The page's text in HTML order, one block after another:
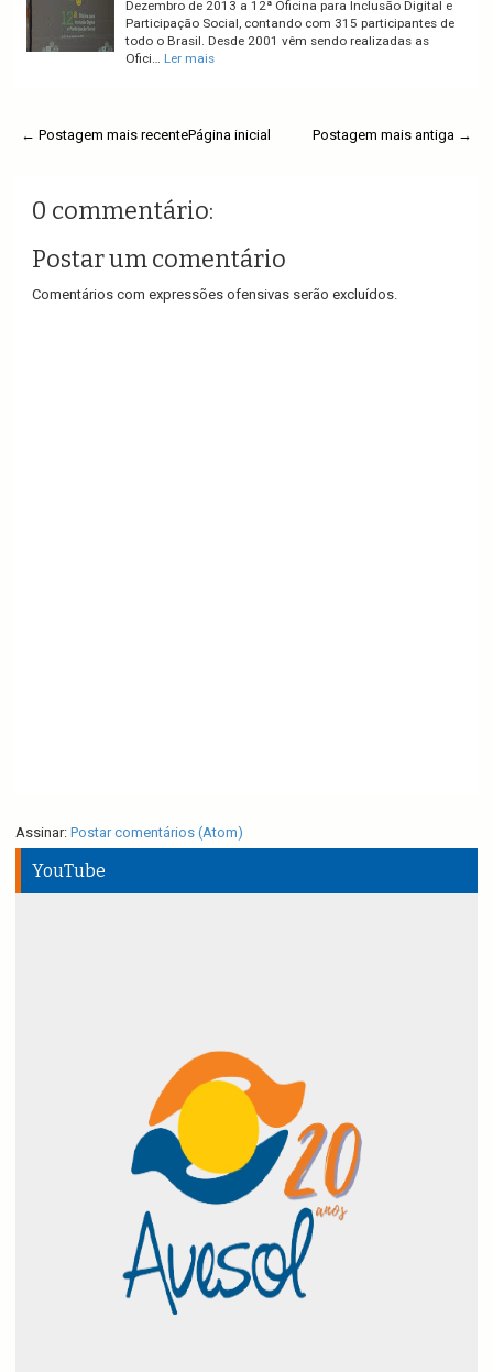
Dezembro de 2013 a 12ª Oficina para Inclusão Digital e
Participação Social, contando com 315 participantes de
todo o Brasil. Desde 2001 vêm sendo realizadas as
Ofici… Ler mais
← Postagem mais recente Postagem mais antiga →
Página inicial
0 commentário:
Postar um comentário
Comentários com expressões ofensivas serão excluídos.
Assinar: Postar comentários (Atom)
YouTube